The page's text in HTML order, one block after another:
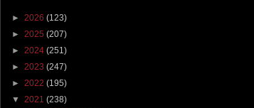
► 2026 (123)
► 2025 (207)
► 2024 (251)
► 2023 (247)
► 2022 (195)
▼ 2021 (238)